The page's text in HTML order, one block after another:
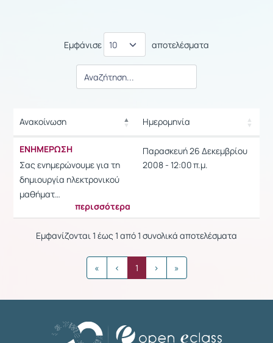
Εμφάνισε αποτελέσματα
Ανακοίνωση
Ημερομηνία
Ανακοίνωση
Ρυθμίσεις επιλογής /
ΕΝΗΜΕΡΩΣΗ
Σας ενημερώνουμε για τη
δημιουργία ηλεκτρονικού
μαθήματ…
περισσότερα
Παρασκευή 26 Δεκεμβρίου
2008 - 12:00 π.μ.
Εμφανίζονται 1 έως 1 από 1 συνολικά αποτελέσματα
« ‹ 1 › »